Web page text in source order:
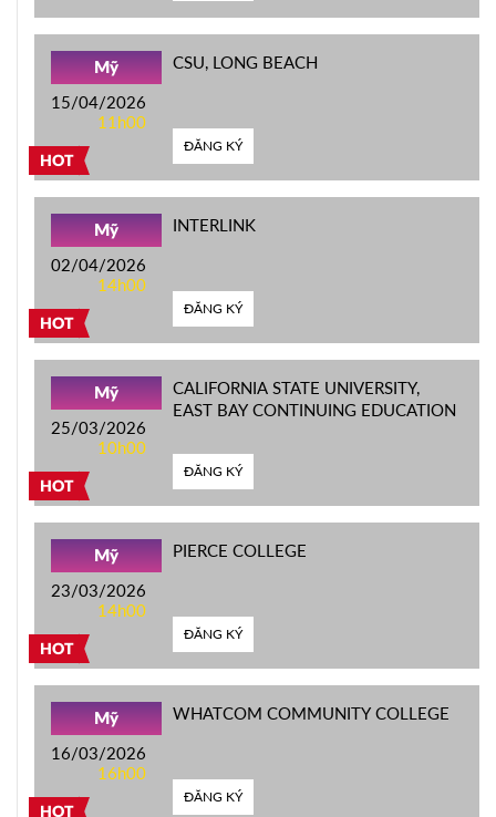
HOT
Mỹ
15/04/2026
11h00
CSU, LONG BEACH
ĐĂNG KÝ
HOT
Mỹ
02/04/2026
14h00
INTERLINK
ĐĂNG KÝ
HOT
Mỹ
25/03/2026
10h00
CALIFORNIA STATE UNIVERSITY,
EAST BAY CONTINUING EDUCATION
ĐĂNG KÝ
HOT
Mỹ
23/03/2026
14h00
PIERCE COLLEGE
ĐĂNG KÝ
HOT
Mỹ
16/03/2026
16h00
WHATCOM COMMUNITY COLLEGE
ĐĂNG KÝ